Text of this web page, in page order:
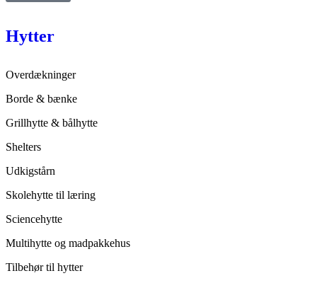
Hytter
Overdækninger
Borde & bænke
Grillhytte & bålhytte
Shelters
Udkigstårn
Skolehytte til læring
Sciencehytte
Multihytte og madpakkehus
Tilbehør til hytter